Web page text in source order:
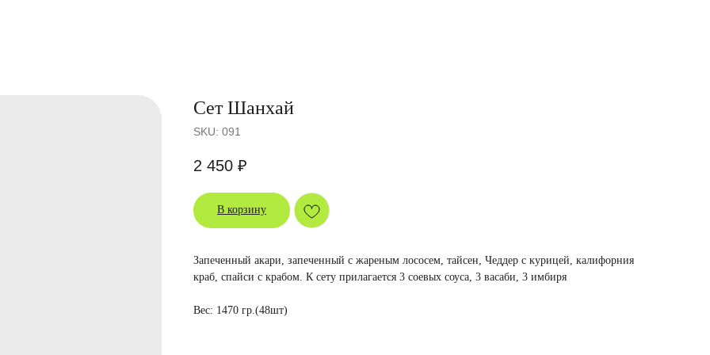
Сет Шанхай
SKU: 091
2 450 ₽
В корзину
Запеченный акари, запеченный с жареным лососем, тайсен, Чеддер с курицей, калифорния
краб, спайси с крабом. К сету прилагается 3 соевых соуса, 3 васаби, 3 имбиря
Вес: 1470 гр.(48шт)